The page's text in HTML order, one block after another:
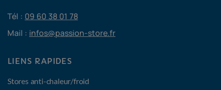
Tél : 09 60 38 01 78
Mail : infos@passion-store.fr
LIENS RAPIDES
Stores anti-chaleur/froid